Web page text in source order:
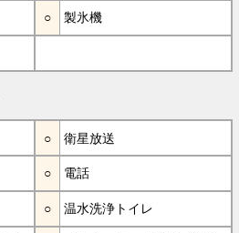
製氷機
衛星放送
電話
温水洗浄トイレ